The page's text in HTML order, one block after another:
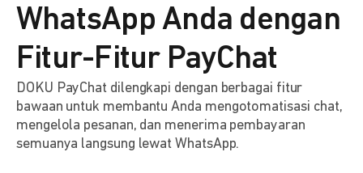
WhatsApp Anda dengan
Fitur-Fitur PayChat
DOKU PayChat dilengkapi dengan berbagai fitur
bawaan untuk membantu Anda mengotomatisasi chat,
mengelola pesanan, dan menerima pembayaran
semuanya langsung lewat WhatsApp.